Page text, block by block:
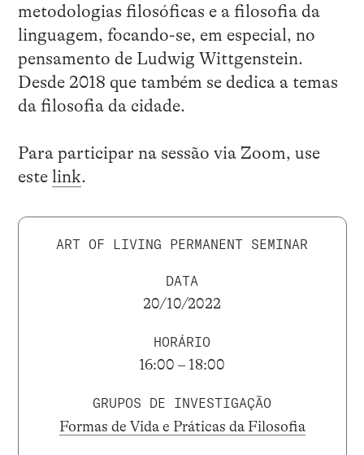
metodologias filosóficas e a filosofia da
linguagem, focando-se, em especial, no
pensamento de Ludwig Wittgenstein.
Desde 2018 que também se dedica a temas
da filosofia da cidade.
Para participar na sessão via Zoom, use
este link.
ART OF LIVING PERMANENT SEMINAR
DATA
20/10/2022
HORÁRIO
16:00 – 18:00
GRUPOS DE INVESTIGAÇÃO
Formas de Vida e Práticas da Filosofia